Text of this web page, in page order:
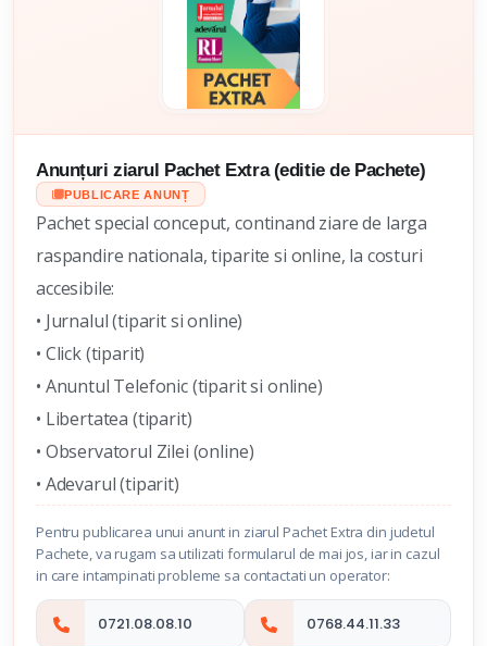
Anunțuri ziarul Pachet Extra (editie de Pachete)
PUBLICARE ANUNȚ
Pachet special conceput, continand ziare de larga
raspandire nationala, tiparite si online, la costuri
accesibile:
• Jurnalul (tiparit si online)
• Click (tiparit)
• Anuntul Telefonic (tiparit si online)
• Libertatea (tiparit)
• Observatorul Zilei (online)
• Adevarul (tiparit)
Pentru publicarea unui anunt in ziarul Pachet Extra din judetul
Pachete, va rugam sa utilizati formularul de mai jos, iar in cazul
in care intampinati probleme sa contactati un operator:
0721.08.08.10 0768.44.11.33